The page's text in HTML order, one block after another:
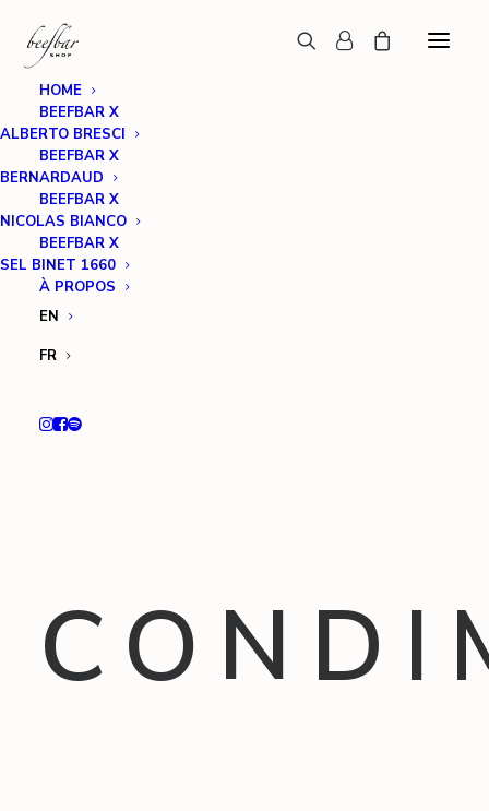
HOME
BEEFBAR X
ALBERTO BRESCI
BEEFBAR X
BERNARDAUD
BEEFBAR X
NICOLAS BIANCO
BEEFBAR X
SEL BINET 1660
À PROPOS
EN
FR